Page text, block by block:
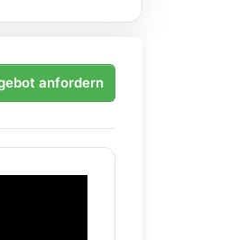
anfordern